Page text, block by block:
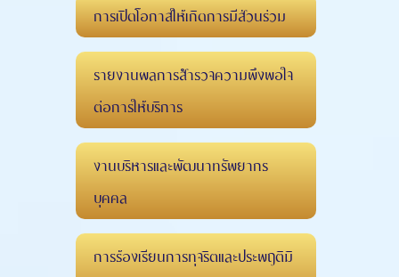
การเปิดโอกาสให้เกิดการมีส่วนร่วม
รายงานผลการสำรวจความพึงพอใจ
ต่อการให้บริการ
งานบริหารและพัฒนาทรัพยากร
บุคคล
การร้องเรียนการทุจริตและประพฤติมิ